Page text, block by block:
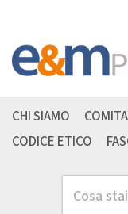
Cerca
CHI SIAMO
CODICE ETICO